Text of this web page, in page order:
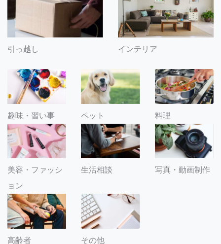
引っ越し インテリア
趣味・習い事 ペット 料理
美容・ファッシ
ョン
生活相談 写真・動画制作
高齢者 その他